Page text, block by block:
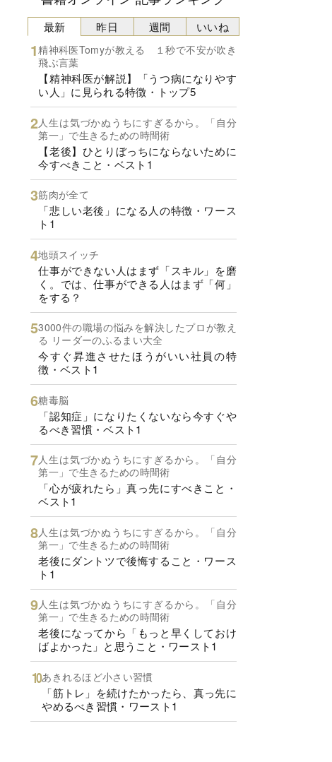
最新
精神科医Tomyが教える １秒で不安が吹き
飛ぶ言葉
【精神科医が解説】「うつ病になりやす
い人」に見られる特徴・トップ5
人生は気づかぬうちにすぎるから。「自分
第一」で生きるための時間術
【老後】ひとりぼっちにならないために
今すべきこと・ベスト1
筋肉が全て
「悲しい老後」になる人の特徴・ワース
ト1
地頭スイッチ
仕事ができない人はまず「スキル」を磨
く。では、仕事ができる人はまず「何」
をする？
3000件の職場の悩みを解決したプロが教え
る リーダーのふるまい大全
今すぐ昇進させたほうがいい社員の特
徴・ベスト1
糖毒脳
「認知症」になりたくないなら今すぐや
るべき習慣・ベスト1
人生は気づかぬうちにすぎるから。「自分
第一」で生きるための時間術
「心が疲れたら」真っ先にすべきこと・
ベスト1
人生は気づかぬうちにすぎるから。「自分
第一」で生きるための時間術
老後にダントツで後悔すること・ワース
ト1
人生は気づかぬうちにすぎるから。「自分
第一」で生きるための時間術
老後になってから「もっと早くしておけ
ばよかった」と思うこと・ワースト1
あきれるほど小さい習慣
「筋トレ」を続けたかったら、真っ先に
やめるべき習慣・ワースト1
昨日 週間 いいね